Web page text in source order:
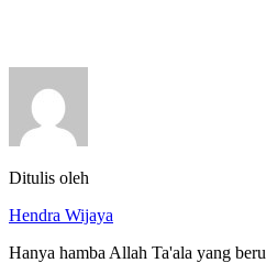
Ditulis oleh
Hendra Wijaya
Hanya hamba Allah Ta'ala yang